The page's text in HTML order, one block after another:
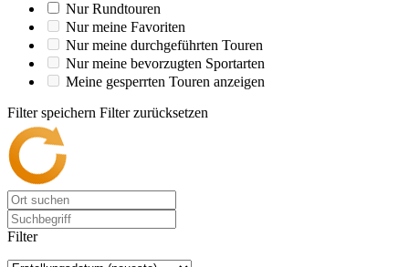
Nur Rundtouren
Nur meine Favoriten
Nur meine durchgeführten Touren
Nur meine bevorzugten Sportarten
Meine gesperrten Touren anzeigen
Filter speichern Filter zurücksetzen
Filter